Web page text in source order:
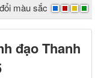
màu sắc
đạo Thanh